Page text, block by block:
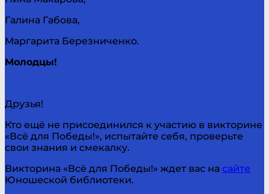
Галина Габова,
Маргарита Березниченко.
Молодцы!
Друзья!
Кто ещё не присоединился к участию в викторине
«Всё для Победы!», испытайте себя, проверьте
свои знания и смекалку.
Викторина «Всё для Победы!» ждет вас на сайте
Юношеской библиотеки.